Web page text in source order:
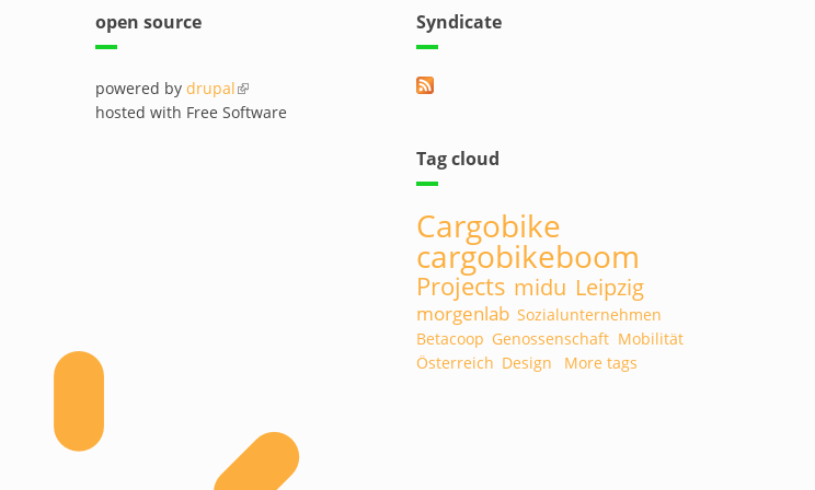
open source
powered by drupal(link is external)
hosted with Free Software
Syndicate
Tag cloud
Cargobike
cargobikeboom
Projects midu Leipzig
morgenlab Sozialunternehmen
Betacoop Genossenschaft Mobilität
Österreich Design More tags